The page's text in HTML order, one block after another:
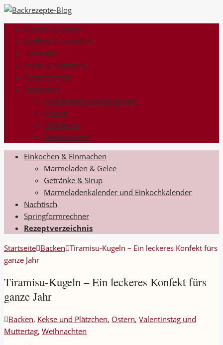
Kuchen & Torten
Muffins & Cupcakes
Toppings
Kekse & Plätzchen
Kinderrezepte
Saisonales
Valentinstag und Muttertag
Ostern
Halloween
Weihnachten
Einkochen & Einmachen
Marmeladen & Gelee
Getränke & Sirup
Marmeladenkalender und Einkochkalender
Nachtisch
Springformrechner
Rezeptverzeichnis
Startseite Backen Tiramisu-Kugeln – Ein leckeres Konfekt fürs
ganze Jahr
Tiramisu-Kugeln – Ein leckeres Konfekt fürs
ganze Jahr
Backen, Kekse und Plätzchen, Ostern, Valentinstag und
Muttertag, Weihnachten